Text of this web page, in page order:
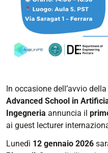
In occasione dell’avvio
Advanced School in
Ingegneria annuncia il
ai guest lecturer
Lunedì 12 gennaio 2026